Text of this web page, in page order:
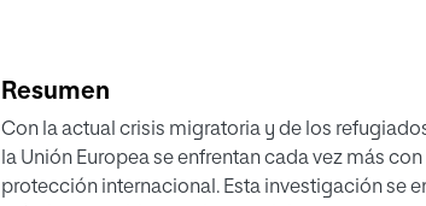
Resumen
Con la actual crisis migratoria y de los
la Unión Europea se enfrentan cada vez más
protección internacional. Esta investigación se